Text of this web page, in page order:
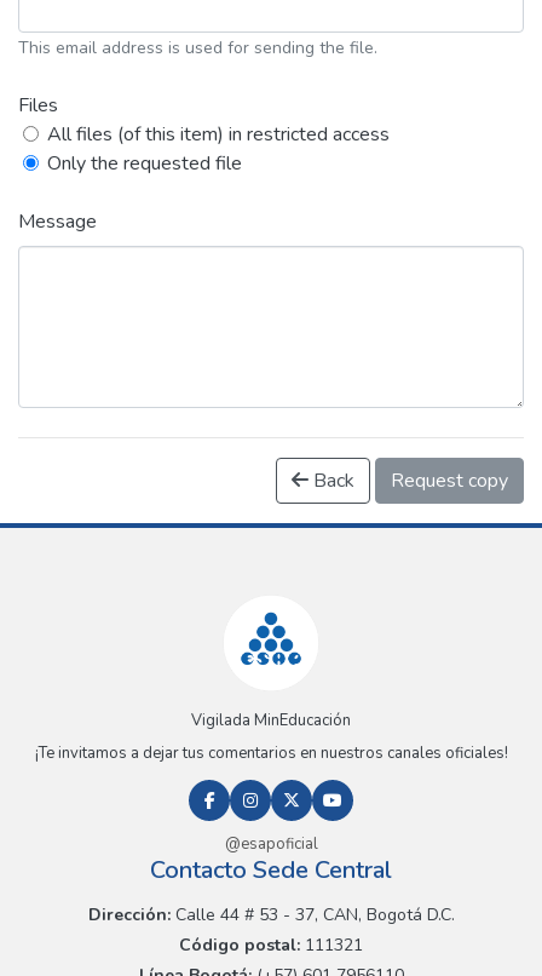
This email address is used for sending the file.
Files
All files (of this item) in restricted access
Only the requested file
Message
Back Request copy
Vigilada MinEducación
¡Te invitamos a dejar tus comentarios en nuestros canales oficiales!
@esapoficial
Contacto Sede Central
Dirección:Calle 44 # 53 - 37, CAN, Bogotá D.C.
Código postal: 111321